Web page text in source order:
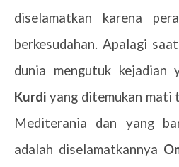
diselamatkan karena
berkesudahan. Apalagi
dunia mengutuk kejadian
Kurdi yang ditemukan mati
Mediterania dan yang
adalah diselamatkannya